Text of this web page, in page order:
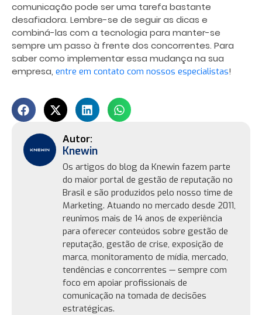
comunicação pode ser uma tarefa bastante
desafiadora. Lembre-se de seguir as dicas e
combiná-las com a tecnologia para manter-se
sempre um passo à frente dos concorrentes. Para
saber como implementar essa mudança na sua
empresa, entre em contato com nossos especialistas!
Knewin
Os artigos do blog da Knewin fazem parte
do maior portal de gestão de reputação no
Brasil e são produzidos pelo nosso time de
Marketing. Atuando no mercado desde 2011,
reunimos mais de 14 anos de experiência
para oferecer conteúdos sobre gestão de
reputação, gestão de crise, exposição de
marca, monitoramento de mídia, mercado,
tendências e concorrentes — sempre com
foco em apoiar profissionais de
comunicação na tomada de decisões
estratégicas.